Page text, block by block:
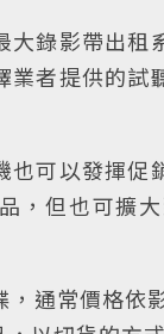
錄影帶出
者提供的
可以發揮
，但也可擴
通常價格